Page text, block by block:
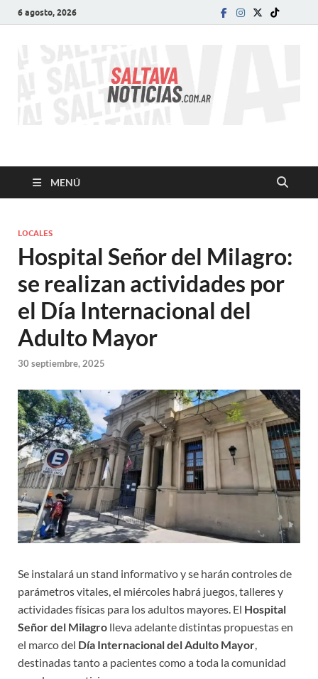
6 agosto, 2026
SALTA VA!
MENÚ
LOCALES
Hospital Señor del Milagro:
se realizan actividades por
el Día Internacional del
Adulto Mayor
30 septiembre, 2025
Se instalará un stand informativo y se harán controles de
parámetros vitales, el miércoles habrá juegos, talleres y
actividades físicas para los adultos mayores. El Hospital
Señor del Milagro lleva adelante distintas propuestas en
el marco del Día Internacional del Adulto Mayor,
destinadas tanto a pacientes como a toda la comunidad